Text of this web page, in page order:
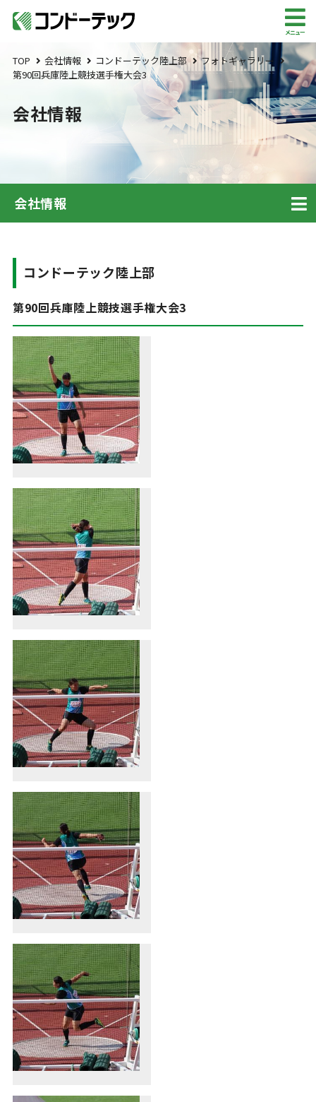
メニュー
TOP 会社情報 コンドーテック陸上部
フォトギャラリー
第90回兵庫陸上競技選手権大会3
会社情報
会社情報
コンドーテック陸上部
第90回兵庫陸上競技選手権大会3